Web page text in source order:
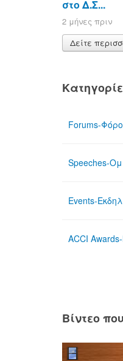
στο Δ.Σ...
2 μήνες πριν
Δείτε
Forums-
Speeches-
Events-
ACCI
Βίντεο